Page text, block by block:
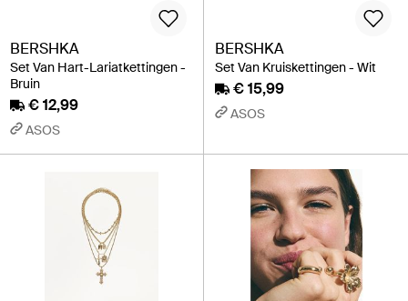
BERSHKA
Set Van Hart-Lariatkettingen -
Bruin
€ 12,99
ASOS
BERSHKA
Set Van Kruiskettingen - Wit
€ 15,99
ASOS